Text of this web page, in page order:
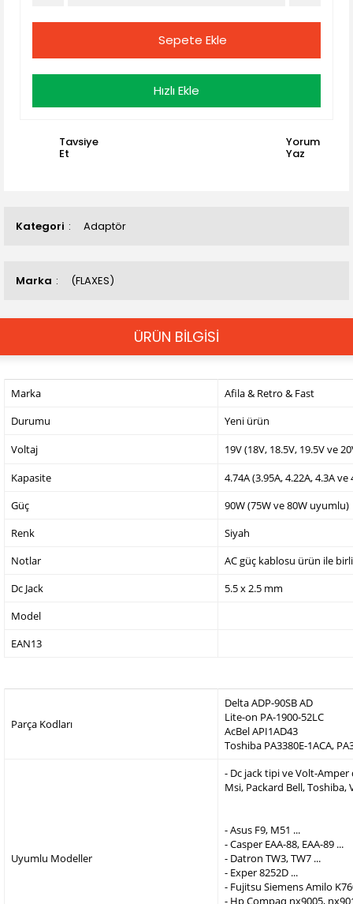
Kategori Adaptör
Marka (FLAXES)
Sepete Ekle
Hızlı Ekle
Tavsiye
Et
Yorum
Yaz
ÜRÜN BİLGİSİ
Marka
Afila & Retro & Fast
Durumu
Yeni ürün
Voltaj
19V (18V, 18.5V, 19.5V ve
Kapasite
4.74A (3.95A, 4.22A, 4.3A
Güç
90W (75W ve 80W uyumlu)
Renk
Siyah
Notlar
AC güç kablosu ürün ile
Dc Jack
5.5 x 2.5 mm
Model
EAN13
Parça Kodları
Delta ADP-90SB AD
Lite-on PA-1900-52LC
AcBel API1AD43
Toshiba PA3380E-1ACA,
Uyumlu Modeller
- Dc jack tipi ve Volt-
Msi, Packard Bell,
- Asus F9, M51 ...
- Casper EAA-88, EAA-89 ...
- Datron TW3, TW7 ...
- Exper 8252D ...
- Fujitsu Siemens Amilo
- Hp Compaq nx9005,